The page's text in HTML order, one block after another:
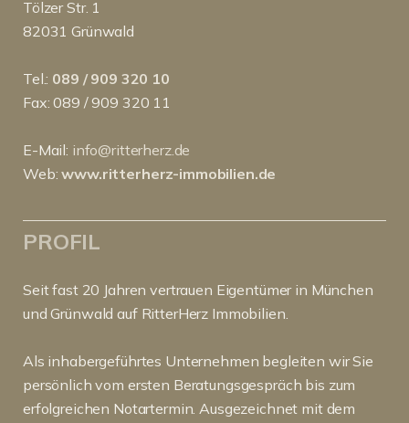
Tölzer Str. 1
82031 Grünwald
Tel.: 089 / 909 320 10
Fax: 089 / 909 320 11
E-Mail: info@ritterherz.de
Web:www.ritterherz-immobilien.de
PROFIL
Seit fast 20 Jahren vertrauen Eigentümer in München
und Grünwald auf RitterHerz Immobilien.
Als inhabergeführtes Unternehmen begleiten wir Sie
persönlich vom ersten Beratungsgespräch bis zum
erfolgreichen Notartermin. Ausgezeichnet mit dem